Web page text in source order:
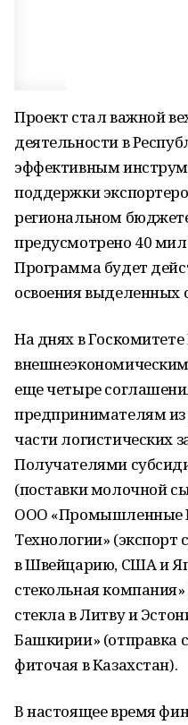
Проект стал важной
деятельности в
эффективным
поддержки
региональном
предусмотрено 40
Программа будет
освоения выделенных
На днях в Госкомитете
еще четыре
предпринимателям
части логистических
Получателями
(поставки молочной
ООО «Промышленные
Технологии»
в Швейцарию, США и
стекольная
стекла в Литву и
Башкирии» (отправка
фиточая в Казахстан).
В настоящее время